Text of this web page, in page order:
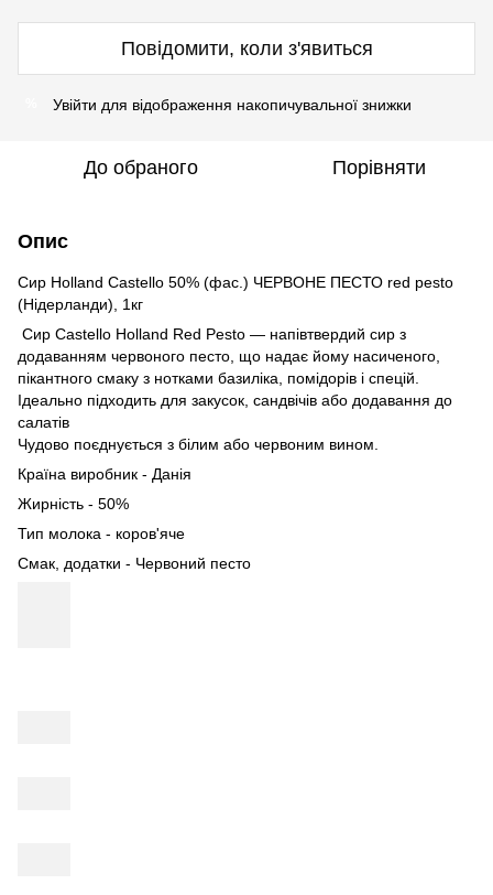
Повідомити, коли з'явиться
Увійти для відображення накопичувальної знижки
До обраного Порівняти
Опис
Сир Holland Castello 50% (фас.) ЧЕРВОНЕ ПЕСТО red pesto
(Нідерланди), 1кг
Сир Castello Holland Red Pesto — напівтвердий сир з
додаванням червоного песто, що надає йому насиченого,
пікантного смаку з нотками базиліка, помідорів і спецій.
Ідеально підходить для закусок, сандвічів або додавання до
салатів
Чудово поєднується з білим або червоним вином.
Країна виробник - Данія
Жирність - 50%
Тип молока - коров'яче
Смак, додатки - Червоний песто